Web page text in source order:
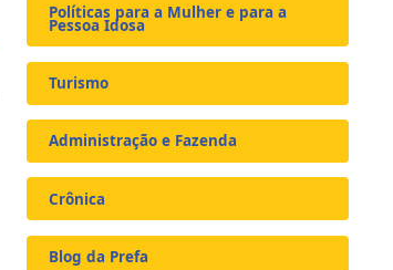
Políticas para a Mulher e para a
Pessoa Idosa
Turismo
Administração e Fazenda
Crônica
Blog da Prefa